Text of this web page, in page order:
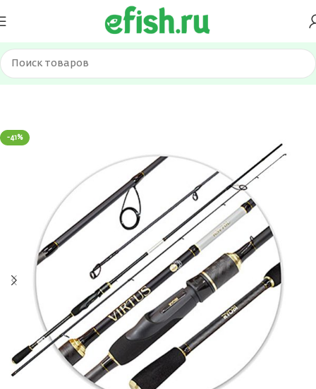
Главная Удилища Спиннинги
-41%